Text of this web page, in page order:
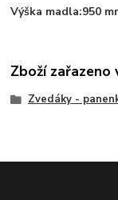
Výška madla:950
Zboží zařazeno
Zvedáky -